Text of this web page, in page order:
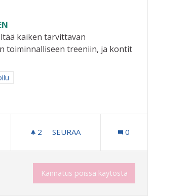
MUUTA TIETOTEKNISTÄ AVUSTUSTA
kaiken tarvittavan
toiminnalliseen treeniin, ja kontit
mukaan: Liikunta ja ulkoilu
2 2 SEURAAJAA
SEURAA 0
Kannatus poissa käytöstä